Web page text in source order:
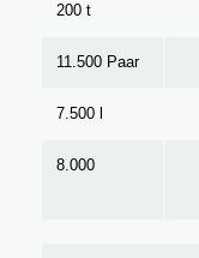
200 t
11.500 Paar
7.500 l
8.000